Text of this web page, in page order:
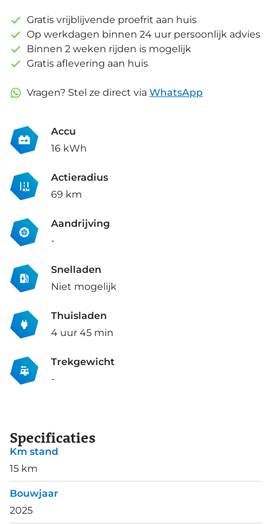
Gratis vrijblijvende proefrit aan huis
Op werkdagen binnen 24 uur persoonlijk advies
Binnen 2 weken rijden is mogelijk
Gratis aflevering aan huis
Vragen? Stel ze direct via WhatsApp
Accu
16 kWh
Actieradius
69 km
Aandrijving
-
Snelladen
Niet mogelijk
Thuisladen
4 uur 45 min
Trekgewicht
-
Specificaties
Km stand
15 km
Bouwjaar
2025